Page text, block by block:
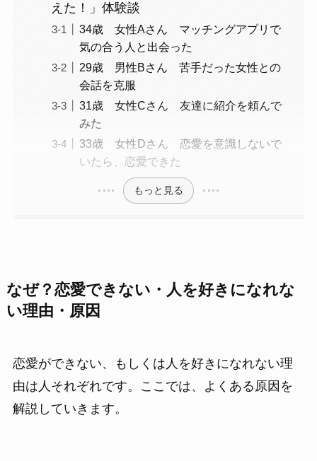
えた！」体験談
34歳 女性Aさん マッチングアプリで
気の合う人と出会った
29歳 男性Bさん 苦手だった女性との
会話を克服
31歳 女性Cさん 友達に紹介を頼んで
みた
33歳 女性Dさん 恋愛を意識しないで
いたら、恋愛できた
もっと見る
なぜ？恋愛できない・人を好きになれな
い理由・原因
恋愛ができない、もしくは人を好きになれない理
由は人それぞれです。ここでは、よくある原因を
解説していきます。